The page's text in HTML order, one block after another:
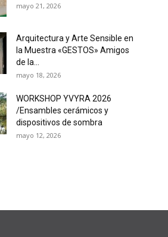
mayo 21, 2026
Arquitectura y Arte Sensible en
la Muestra «GESTOS» Amigos
de la...
mayo 18, 2026
WORKSHOP YVYRA 2026
/Ensambles cerámicos y
dispositivos de sombra
mayo 12, 2026